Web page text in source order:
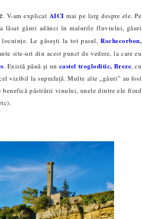
. V-am explicat AICI mai pe larg despre ele. Pe
lăsat găuri adânci în malurile fluviului, găuri
locuințe. Le găsești la tot pasul,Rochecorbon,
site-uri din acest punct de vedere, la care eu
. Există până și un castel trogloditic, Breze, cu
vizibil la suprafață. Multe alte „găuri” au fost
benefică păstrării vinului, unele dintre ele fiind